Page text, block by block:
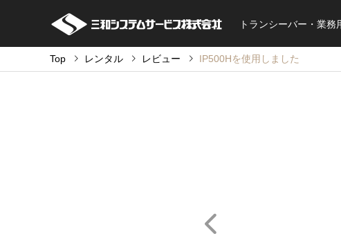
トランシーバー・業
Top レンタル レビュー IP500Hを使用しました